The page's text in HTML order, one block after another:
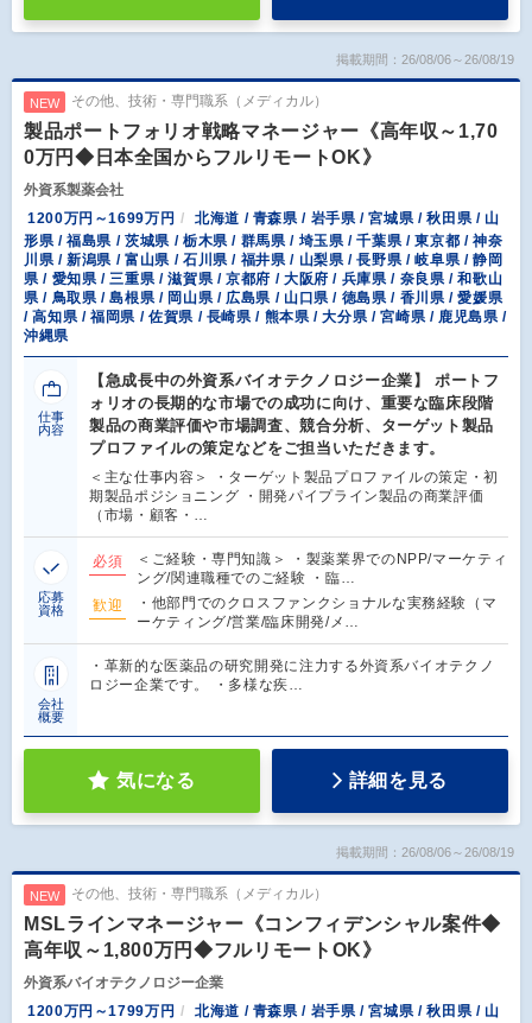
掲載期間：26/08/06～26/08/19
NEW その他、技術・専門職系（メディカル）
製品ポートフォリオ戦略マネージャー《高年収～1,70
0万円◆日本全国からフルリモートOK》
外資系製薬会社
1200万円～1699万円
北海道 / 青森県 / 岩手県 / 宮城県 / 秋田県 / 山
形県 / 福島県 / 茨城県 / 栃木県 / 群馬県 / 埼玉県 / 千葉県 / 東京都 / 神奈
川県 / 新潟県 / 富山県 / 石川県 / 福井県 / 山梨県 / 長野県 / 岐阜県 / 静岡
県 / 愛知県 / 三重県 / 滋賀県 / 京都府 / 大阪府 / 兵庫県 / 奈良県 / 和歌山
県 / 鳥取県 / 島根県 / 岡山県 / 広島県 / 山口県 / 徳島県 / 香川県 / 愛媛県
/ 高知県 / 福岡県 / 佐賀県 / 長崎県 / 熊本県 / 大分県 / 宮崎県 / 鹿児島県 /
沖縄県
仕事
内容
【急成長中の外資系バイオテクノロジー企業】 ポートフ
ォリオの長期的な市場での成功に向け、重要な臨床段階
製品の商業評価や市場調査、競合分析、ターゲット製品
プロファイルの策定などをご担当いただきます。
＜主な仕事内容＞ ・ターゲット製品プロファイルの策定・初
期製品ポジショニング ・開発パイプライン製品の商業評価
（市場・顧客・…
応募
資格
必須
＜ご経験・専門知識＞ ・製薬業界でのNPP/マーケティ
ング/関連職種でのご経験 ・臨…
歓迎
・他部門でのクロスファンクショナルな実務経験（マ
ーケティング/営業/臨床開発/メ…
会社
概要
・革新的な医薬品の研究開発に注力する外資系バイオテクノ
ロジー企業です。 ・多様な疾…
気になる 詳細を見る
掲載期間：26/08/06～26/08/19
NEW その他、技術・専門職系（メディカル）
MSLラインマネージャー《コンフィデンシャル案件◆
高年収～1,800万円◆フルリモートOK》
外資系バイオテクノロジー企業
1200万円～1799万円
北海道 / 青森県 / 岩手県 / 宮城県 / 秋田県 / 山